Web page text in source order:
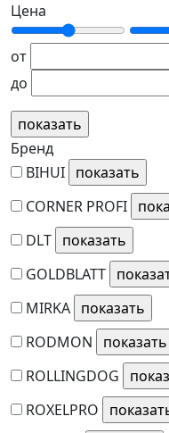
Цена
от
до
Бренд
BIHUI
CORNER PROFI
DLT
GOLDBLATT
MIRKA
RODMON
ROLLINGDOG
ROXELPRO